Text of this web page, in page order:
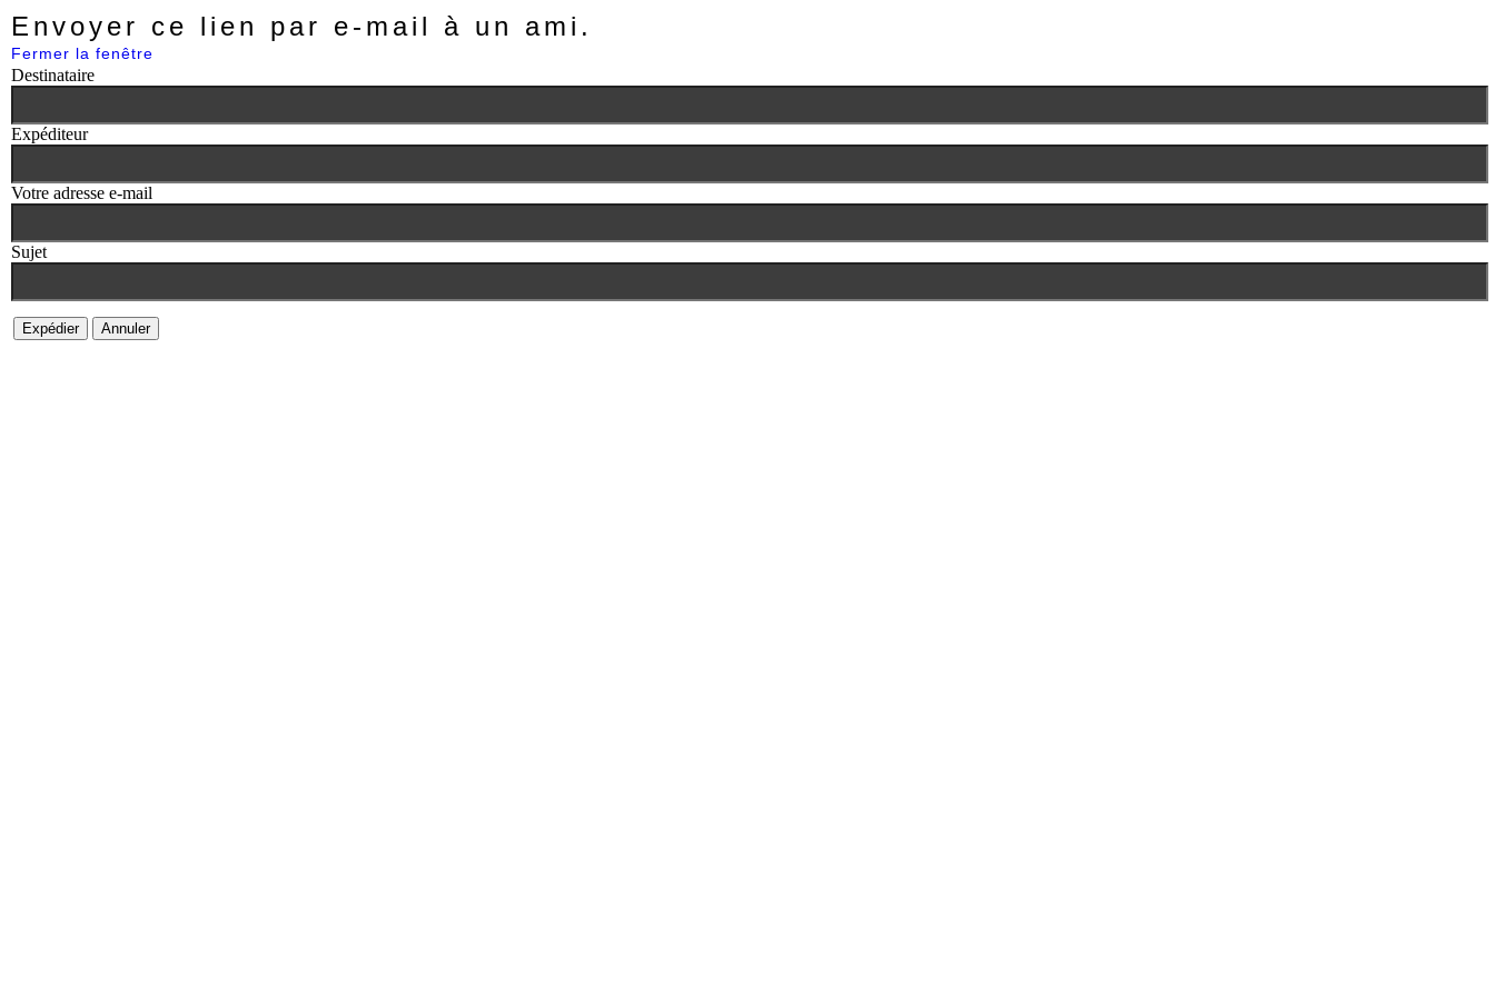
Envoyer ce lien par e-mail à un ami.
Fermer la fenêtre
Destinataire
Expéditeur
Votre adresse e-mail
Sujet
Expédier Annuler